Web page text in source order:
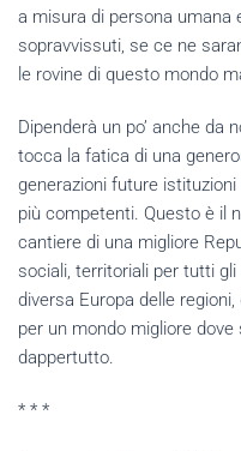
a misura di persona umana
sopravvissuti, se ce ne
le rovine di questo mondo
Dipenderà un po’ anche da
tocca la fatica di una
generazioni future
più competenti. Questo è il
cantiere di una migliore
sociali, territoriali per tutti
diversa Europa delle
per un mondo migliore
dappertutto.
* * *